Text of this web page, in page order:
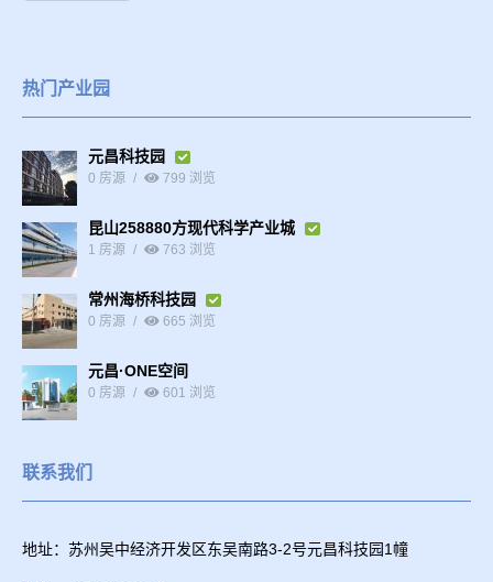
热门产业园
元昌科技园
0 房源 799 浏览
昆山258880方现代科学产业城
1 房源 763 浏览
常州海桥科技园
0 房源 665 浏览
元昌·ONE空间
0 房源 601 浏览
联系我们
地址：苏州吴中经济开发区东吴南路3-2号元昌科技园1幢